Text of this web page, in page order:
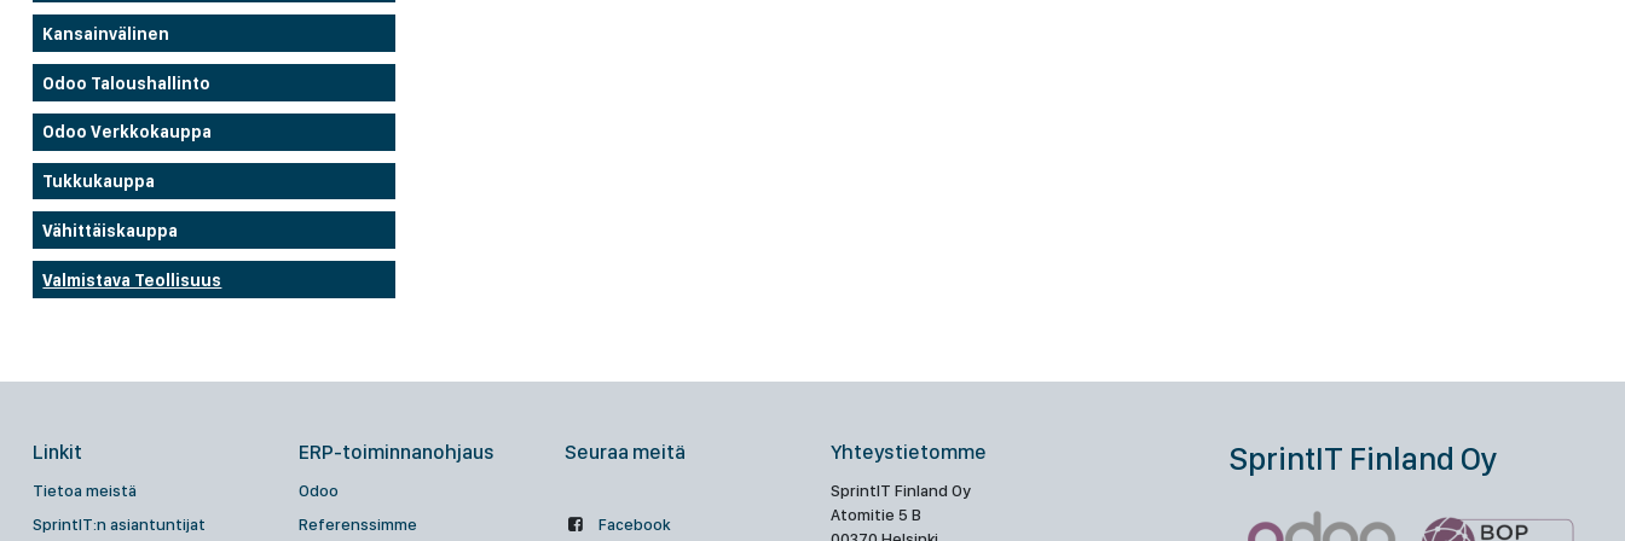
Kansainvälinen
Odoo Taloushallinto
Odoo Verkkokauppa
Tukkukauppa
Vähittäiskauppa
Valmistava Teollisuus
Linkit
Tietoa meistä
SprintIT:n asiantuntijat
ERP-toiminnanohjaus
Odoo
Referenssimme
Seuraa meitä
Facebook
Yhteystietomme
SprintIT Finland Oy
Atomitie 5 B
SprintIT Finland Oy